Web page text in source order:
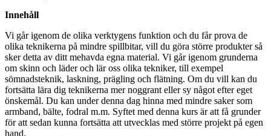
Innehåll
Vi går igenom de olika verktygens funktion och du får prova de
olika teknikerna på mindre spillbitar, vill du göra större produkter så
sker detta av ditt mehavda egna material. Vi går igenom grunderna
om skinn och läder och lär oss olika tekniker, till exempel
sömnadsteknik, laskning, prägling och flätning. Om du vill kan du
fortsätta lära dig teknikerna mer noggrant eller sy något efter eget
önskemål. Du kan under denna dag hinna med mindre saker som
armband, bälte, fodral m.m. Syftet med denna kurs är att få grunder
för att sedan kunna fortsätta att utvecklas med större projekt på egen
hand.